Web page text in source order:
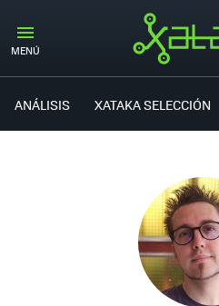
MENÚ
ANÁLISIS XATAKA SELECCIÓN